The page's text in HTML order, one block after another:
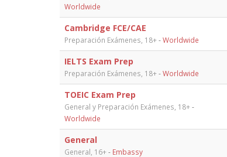
Worldwide
Cambridge FCE/CAE
Preparación Exámenes, 18+-Worldwide
IELTS Exam Prep
Preparación Exámenes, 18+-Worldwide
TOEIC Exam Prep
General y Preparación Exámenes, 18+-
Worldwide
General
General, 16+- Embassy